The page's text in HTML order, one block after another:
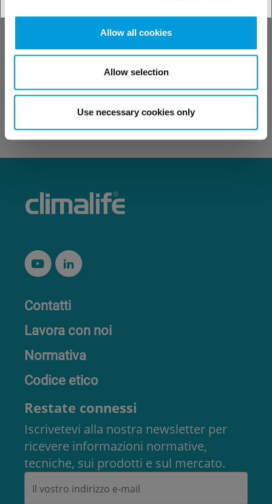
Allow all cookies
Allow selection
Use necessary cookies only
Trovate il vostro contatto
Contatti
Lavora con noi
Normativa
Codice etico
Restate connessi
Iscrivetevi alla nostra newsletter per
ricevere informazioni normative,
tecniche, sui prodotti e sul mercato.